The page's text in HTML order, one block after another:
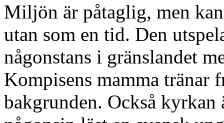
Miljön är påtaglig, men
utan som en tid. Den
någonstans i gränslandet
Kompisens mamma
bakgrunden. Också